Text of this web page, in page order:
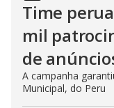
Time
mil
de
A campanha
Municipal, do Peru